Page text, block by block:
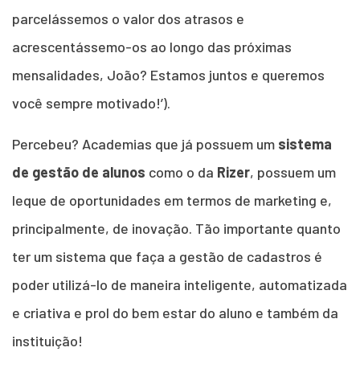
parcelássemos o valor dos atrasos e
acrescentássemo-os ao longo das próximas
mensalidades, João? Estamos juntos e queremos
você sempre motivado!’).
Percebeu? Academias que já possuem um sistema
de gestão de alunos como o da Rizer, possuem um
leque de oportunidades em termos de marketing e,
principalmente, de inovação. Tão importante quanto
ter um sistema que faça a gestão de cadastros é
poder utilizá-lo de maneira inteligente, automatizada
e criativa e prol do bem estar do aluno e também da
instituição!